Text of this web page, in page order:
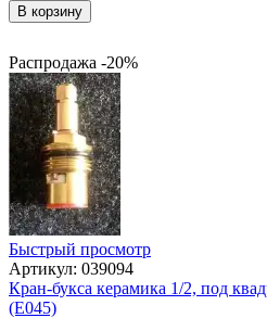
В корзину
Распродажа -20%
Быстрый просмотр
Артикул: 039094
Кран-букса керамика 1/2, под
(Е045)